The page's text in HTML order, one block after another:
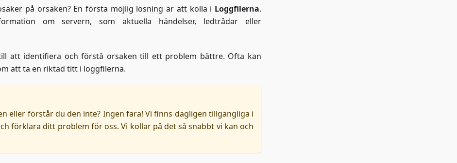
på orsaken? En första möjlig lösning är att kolla i Loggfilerna.
om servern, som aktuella händelser, ledtrådar eller
att identifiera och förstå orsaken till ett problem bättre. Ofta kan
att ta en riktad titt i loggfilerna.
eller förstår du den inte? Ingen fara! Vi finns dagligen tillgängliga i
förklara ditt problem för oss. Vi kollar på det så snabbt vi kan och